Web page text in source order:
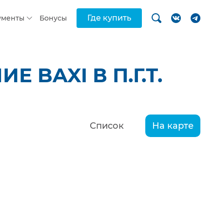
Бонусы Где купить
BAXI В П.Г.Т.
Список На карте